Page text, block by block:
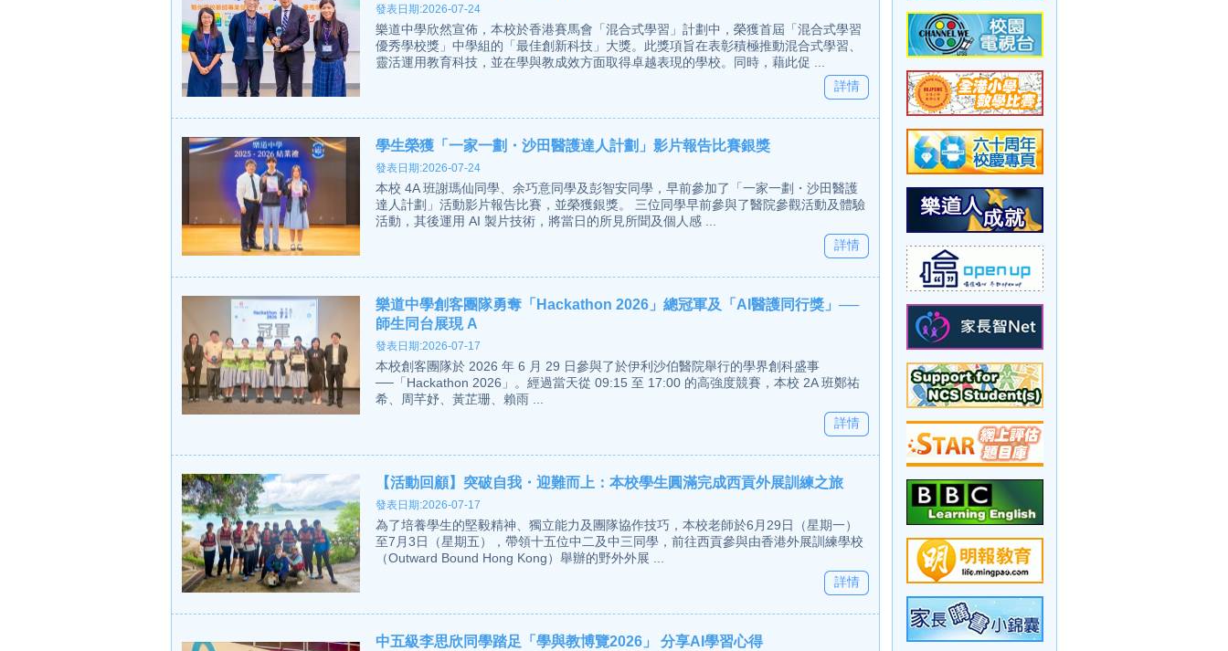
發表日期:2026-07-24
樂道中學欣然宣佈，本校於香港賽馬會「混合式學習」計劃中，榮獲首屆「混合式學習
優秀學校獎」中學組的「最佳創新科技」大獎。此獎項旨在表彰積極推動混合式學習、
靈活運用教育科技，並在學與教成效方面取得卓越表現的學校。同時，藉此促 ...
詳情
學生榮獲「一家一劃・沙田醫護達人計劃」影片報告比賽銀獎
發表日期:2026-07-24
本校 4A 班謝瑪仙同學、余巧意同學及彭智安同學，早前參加了「一家一劃・沙田醫護
達人計劃」活動影片報告比賽，並榮獲銀獎。 三位同學早前參與了醫院參觀活動及體驗
活動，其後運用 AI 製片技術，將當日的所見所聞及個人感 ...
詳情
樂道中學創客團隊勇奪「Hackathon 2026」總冠軍及「AI醫護同行獎」──
師生同台展現 A
發表日期:2026-07-17
本校創客團隊於 2026 年 6 月 29 日參與了於伊利沙伯醫院舉行的學界創科盛事
──「Hackathon 2026」。經過當天從 09:15 至 17:00 的高強度競賽，本校 2A 班鄭祐
希、周芊妤、黃芷珊、賴雨 ...
詳情
【活動回顧】突破自我・迎難而上：本校學生圓滿完成西貢外展訓練之旅
發表日期:2026-07-17
為了培養學生的堅毅精神、獨立能力及團隊協作技巧，本校老師於6月29日（星期一）
至7月3日（星期五），帶領十五位中二及中三同學，前往西貢參與由香港外展訓練學校
（Outward Bound Hong Kong）舉辦的野外外展 ...
詳情
中五級李思欣同學踏足「學與教博覽2026」 分享AI學習心得